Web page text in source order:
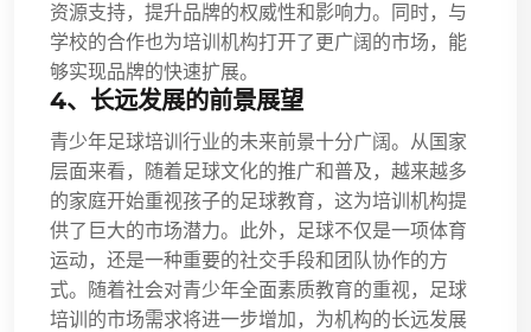
资源支持，提升品牌的权威性和影响力。同时，与
学校的合作也为培训机构打开了更广阔的市场，能
够实现品牌的快速扩展。
4、长远发展的前景展望
青少年足球培训行业的未来前景十分广阔。从国家
层面来看，随着足球文化的推广和普及，越来越多
的家庭开始重视孩子的足球教育，这为培训机构提
供了巨大的市场潜力。此外，足球不仅是一项体育
运动，还是一种重要的社交手段和团队协作的方
式。随着社会对青少年全面素质教育的重视，足球
培训的市场需求将进一步增加，为机构的长远发展